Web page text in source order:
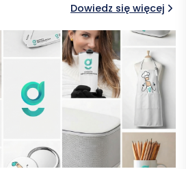
Dowiedz się więcej